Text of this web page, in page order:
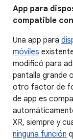
App para
compatible
Una app para
móviles
modificó para
pantalla grande
otro factor de
de app es
XR, siempre y
ninguna función